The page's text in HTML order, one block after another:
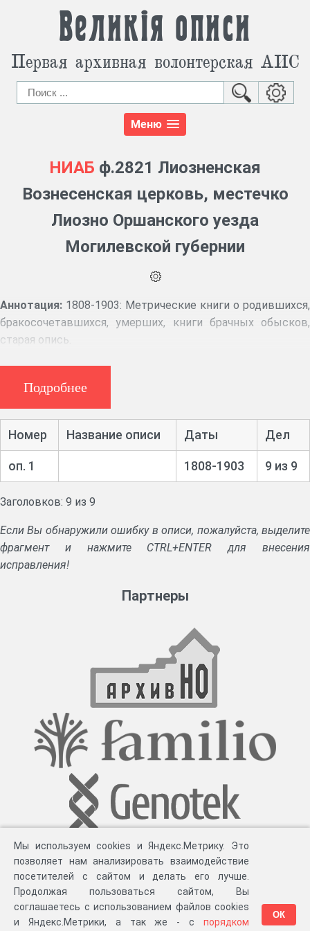
Великія описи
Первая архивная волонтерская АИС
Меню
НИАБ ф.2821 Лиозненская
Вознесенская церковь, местечко
Лиозно Оршанского уезда
Могилевской губернии
Аннотация: 1808-1903: Метрические книги о родившихся,
бракосочетавшихся, умерших, книги брачных обысков,
старая опись.
Подробнее
Номер Название описи Даты Дел
оп. 1 1808-1903 9 из 9
Заголовков: 9 из 9
Если Вы обнаружили ошибку в описи, пожалуйста, выделите
фрагмент и нажмите CTRL+ENTER для внесения
исправления!
Партнеры
Мы используем cookies и Яндекс.Метрику. Это
позволяет нам анализировать взаимодействие
посетителей с сайтом и делать его лучше.
Продолжая пользоваться сайтом, Вы
соглашаетесь с использованием файлов cookies
и Яндекс.Метрики, а так же - с порядком
ОК